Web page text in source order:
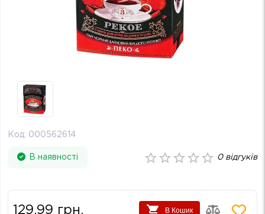
Код: 000562614
В наявності 0відгуків
129.99 грн. В Кошик